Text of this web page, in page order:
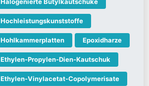
Hochleistungskunststoffe
Hohlkammerplatten Epoxidharze
Ethylen-Propylen-Dien-Kautschuk
Ethylen-Vinylacetat-Copolymerisate